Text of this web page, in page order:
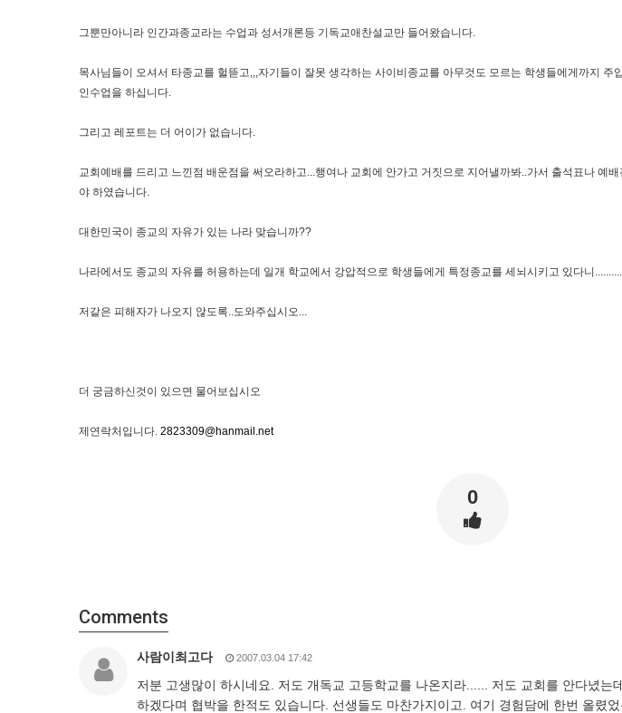
그뿐만아니라 인간과종교라는 수업과 성서개론등 기독교애찬설교만 들어왔습니다.
목사님들이 오셔서 타종교를 헐뜯고,,,자기들이 잘못 생각하는 사이비종교를 아무것도 모르는 학생들에게까지 주
인수업을 하십니다.
그리고 레포트는 더 어이가 없습니다.
교회예배를 드리고 느낀점 배운점을 써오라하고...행여나 교회에 안가고 거짓으로 지어낼까봐..가서 출석표나 예
야 하였습니다.
대한민국이 종교의 자유가 있는 나라 맞습니까??
나라에서도 종교의 자유를 허용하는데 일개 학교에서 강압적으로 학생들에게 특정종교를 세뇌시키고 있다니
저같은 피해자가 나오지 않도록..도와주십시오...
더 궁금하신것이 있으면 물어보십시오
제연락처입니다. 2823309@hanmail.net
0
Comments
사람이최고다 2007.03.04 17:42
저분 고생많이 하시네요. 저도 개독교 고등학교를 나온지라...... 저도 교회를 안다녔는
하겠다며 협박을 한적도 있습니다. 선생들도 마찬가지이고. 여기 경험담에 한번 올렸